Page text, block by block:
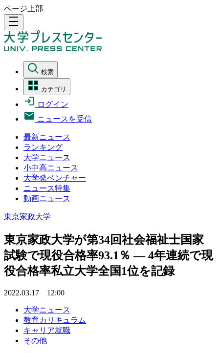
ページ上部
density_medium
検索
カテゴリ
ログイン
ニュースを受信
最新ニュース
ランキング
大学ニュース
小中高ニュース
大学発ベンチャー
ニュース特集
動画ニュース
東京家政大学
東京家政大学が第34回社会福祉士国家
試験で現役合格率93.1％ — 4年連続で現
役合格率私立大学全国1位を記録
2022.03.17 12:00
大学ニュース
教育カリキュラム
キャリア就職
その他